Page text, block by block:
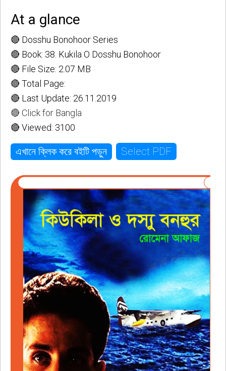
At a glance
🔴 Dosshu Bonohoor Series
🔴 Book: 38. Kukila O Dosshu Bonohoor
🔴 File Size: 2.07 MB
🔴 Total Page:
🔴 Last Update: 26.11.2019
🔴 Click for Bangla
🔴 Viewed: 3100
এখানে ক্লিক করে বইটি পড়ুন Select PDF